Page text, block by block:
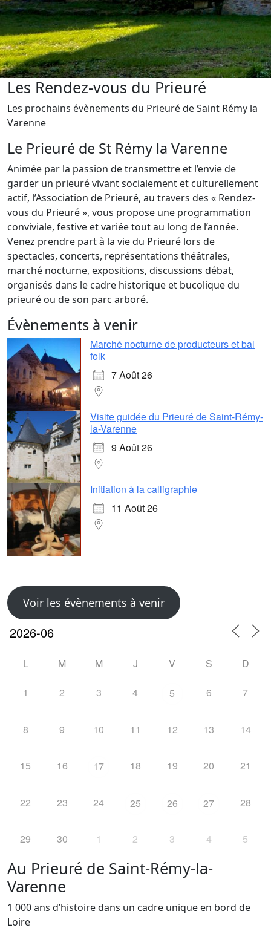
Les Rendez-vous du Prieuré
Les prochains évènements du Prieuré de Saint Rémy la
Varenne
Le Prieuré de St Rémy la Varenne
Animée par la passion de transmettre et l’envie de
garder un prieuré vivant socialement et culturellement
actif, l’Association de Prieuré, au travers des « Rendez-
vous du Prieuré », vous propose une programmation
conviviale, festive et variée tout au long de l’année.
Venez prendre part à la vie du Prieuré lors de
spectacles, concerts, représentations théâtrales,
marché nocturne, expositions, discussions débat,
organisés dans le cadre historique et bucolique du
prieuré ou de son parc arboré.
Évènements à venir
Marché nocturne de producteurs et bal
folk
7 Août 26
Visite guidée du Prieuré de Saint-Rémy-
la-Varenne
9 Août 26
Initiation à la calligraphie
11 Août 26
Voir les évènements à venir
L M M J V S D
1 2 3 4 5 6 7
8 9 10 11 12 13 14
15 16 17 18 19 20 21
22 23 24 25 26 27 28
29 30 1 2 3 4 5
Au Prieuré de Saint-Rémy-la-
Varenne
1 000 ans d’histoire dans un cadre unique en bord de
Loire